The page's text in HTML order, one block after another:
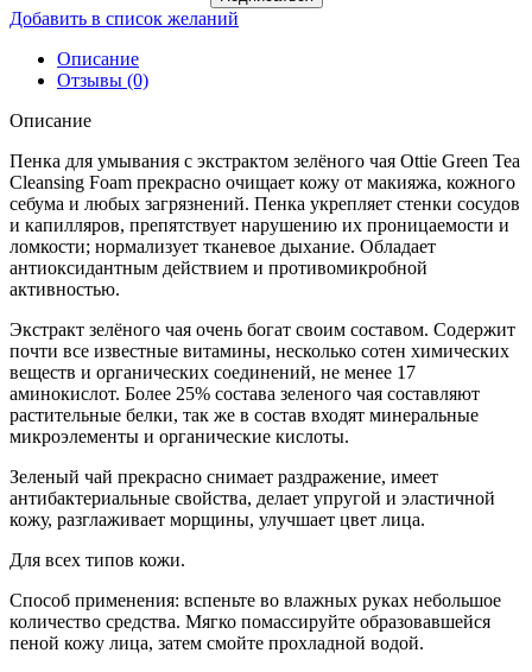
Добавить в список желаний
Описание
Отзывы (0)
Описание
Пенка для умывания с экстрактом зелёного чая Ottie Green Tea
Cleansing Foam прекрасно очищает кожу от макияжа, кожного
себума и любых загрязнений. Пенка укрепляет стенки сосудов
и капилляров, препятствует нарушению их проницаемости и
ломкости; нормализует тканевое дыхание. Обладает
антиоксидантным действием и противомикробной
активностью.
Экстракт зелёного чая очень богат своим составом. Содержит
почти все известные витамины, несколько сотен химических
веществ и органических соединений, не менее 17
аминокислот. Более 25% состава зеленого чая составляют
растительные белки, так же в состав входят минеральные
микроэлементы и органические кислоты.
Зеленый чай прекрасно снимает раздражение, имеет
антибактериальные свойства, делает упругой и эластичной
кожу, разглаживает морщины, улучшает цвет лица.
Для всех типов кожи.
Способ применения: вспеньте во влажных руках небольшое
количество средства. Мягко помассируйте образовавшейся
пеной кожу лица, затем смойте прохладной водой.